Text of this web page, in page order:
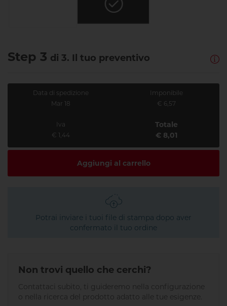
Step 3 di 3. Il tuo preventivo
Data di spedizione
Mar 18
Imponibile
€ 6,57
Iva
€ 1,44
Totale
€ 8,01
Aggiungi al carrello
Potrai inviare i tuoi file di stampa dopo aver
confermato il tuo ordine
Non trovi quello che cerchi?
Contattaci subito, ti guideremo nella configurazione
o nella ricerca del prodotto adatto alle tue esigenze.